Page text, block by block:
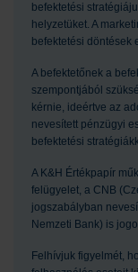
befektetési
helyzetüket. A
befektetési döntések
A befektetőnek a
szempontjából
kérnie, ideértve az
nevesített pénzügyi
befektetési
A K&H Értékpapír
felügyelet, a CNB
jogszabályban
Nemzeti Bank) is
Felhívjuk figyelmét,